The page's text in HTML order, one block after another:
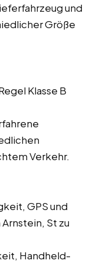
und
Größe
Klasse B
Verkehr.
GPS und
St zu
Handheld-